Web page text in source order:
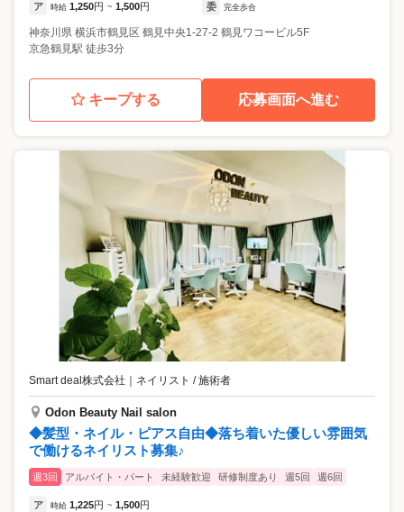
ア 時給 1,250円 ~ 1,500円 委 完全歩合
神奈川県 横浜市鶴見区 鶴見中央1-27-2 鶴見ワコービル5F
京急鶴見駅 徒歩3分
キープする 応募画面へ進む
Smart deal株式会社 ネイリスト / 施術者
Odon Beauty Nail salon
◆髪型・ネイル・ピアス自由◆落ち着いた優しい雰囲気
で働けるネイリスト募集♪
週3回 アルバイト・パート 未経験歓迎 研修制度あり 週5回 週6回
ア 時給 1,225円 ~ 1,500円